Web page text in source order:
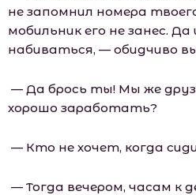
не запомнил номера
мобильник его не занес.
набиваться, — обидчиво
— Да брось ты! Мы же
хорошо заработать?
— Кто не хочет, когда
— Тогда вечером, часам к